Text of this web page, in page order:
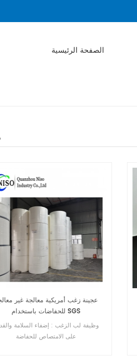
الصفحة الرئيسية
عجينة زغب أمريكية معالجة غير
للحفاضات باستخدام SGS
وظيفة لب الزغب : إضفاء السلامة
على الامتصاص للحفاضة